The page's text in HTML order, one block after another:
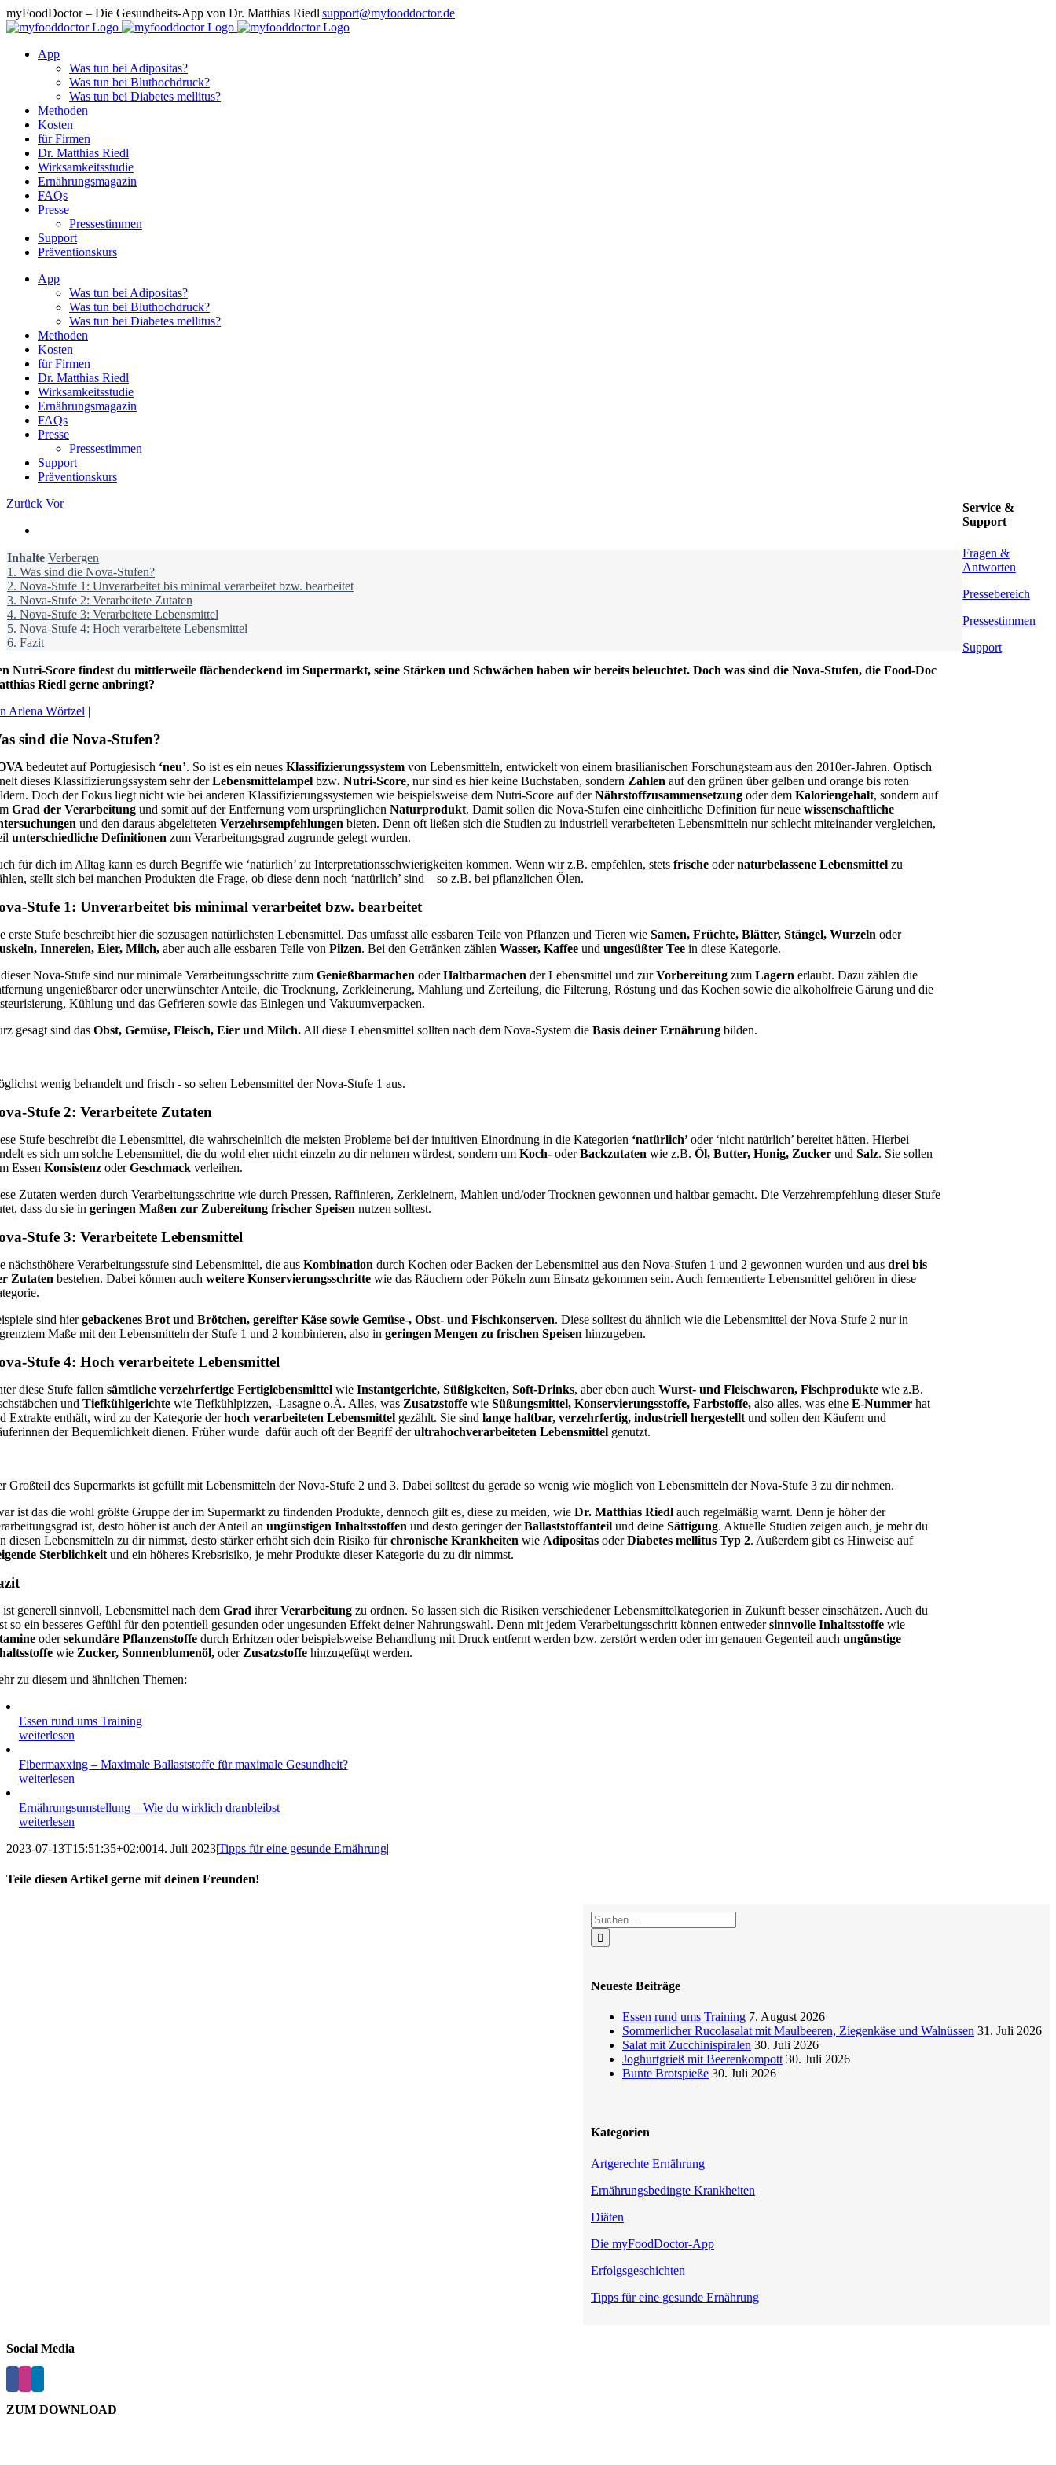
Zum
Inhalt
myFoodDoctor – Die Gesundheits-App von Dr. Matthias Riedl|support@myfooddoctor.de
E-
Facebook
Instagram
LinkedIn
App
Was tun bei Adipositas?
Was tun bei Bluthochdruck?
Was tun bei Diabetes mellitus?
Methoden
Kosten
für Firmen
Dr. Matthias Riedl
Wirksamkeitsstudie
Ernährungsmagazin
FAQs
Presse
Pressestimmen
Support
Präventionskurs
App
Was tun bei Adipositas?
Was tun bei Bluthochdruck?
Was tun bei Diabetes mellitus?
Methoden
Kosten
für Firmen
Dr. Matthias Riedl
Wirksamkeitsstudie
Ernährungsmagazin
FAQs
Presse
Pressestimmen
Support
Präventionskurs
Zurück Vor
Bild
Inhalte Verbergen
1. Was sind die Nova-Stufen?
2. Nova-Stufe 1: Unverarbeitet bis minimal verarbeitet bzw. bearbeitet
3. Nova-Stufe 2: Verarbeitete Zutaten
4. Nova-Stufe 3: Verarbeitete Lebensmittel
5. Nova-Stufe 4: Hoch verarbeitete Lebensmittel
6. Fazit
Nutri-Score findest du mittlerweile flächendeckend im Supermarkt, seine Stärken und Schwächen haben wir bereits beleuchtet. Doch was sind die Nova-Stufen, die Food-Doc
Riedl gerne anbringt?
Arlena Wörtzel |
sind die Nova-Stufen?
bedeutet auf Portugiesisch ‘neu’. So ist es ein neues Klassifizierungssystem von Lebensmitteln, entwickelt von einem brasilianischen Forschungsteam aus den 2010er-Jahren. Optisch
dieses Klassifizierungssystem sehr derLebensmittelampel bzw. Nutri-Score, nur sind es hier keine Buchstaben, sondern Zahlen auf den grünen über gelben und orange bis roten
Doch der Fokus liegt nicht wie bei anderen Klassifizierungssystemen wie beispielsweise dem Nutri-Score auf derNährstoffzusammensetzungoder dem Kaloriengehalt, sondern auf
Grad der Verarbeitung und somit auf der Entfernung vom ursprünglichen Naturprodukt. Damit sollen die Nova-Stufen eine einheitliche Definition für neue wissenschaftliche
und den daraus abgeleiteten Verzehrsempfehlungen bieten. Denn oft ließen sich die Studien zu industriell verarbeiteten Lebensmitteln nur schlecht miteinander vergleichen,
unterschiedliche Definitionen zum Verarbeitungsgrad zugrunde gelegt wurden.
für dich im Alltag kann es durch Begriffe wie ‘natürlich’ zu Interpretationsschwierigkeiten kommen. Wenn wir z.B. empfehlen, stets frische odernaturbelassene Lebensmittel zu
stellt sich bei manchen Produkten die Frage, ob diese denn noch ‘natürlich’ sind – so z.B. bei pflanzlichen Ölen.
Stufe 1: Unverarbeitet bis minimal verarbeitet bzw. bearbeitet
erste Stufe beschreibt hier die sozusagen natürlichsten Lebensmittel. Das umfasst alle essbaren Teile von Pflanzen und Tieren wie Samen, Früchte, Blätter, Stängel, Wurzeln oder
Innereien, Eier, Milch, aber auch alle essbaren Teile von Pilzen. Bei den Getränken zählen Wasser, Kaffee und ungesüßter Tee in diese Kategorie.
Nova-Stufe sind nur minimale Verarbeitungsschritte zum Genießbarmachen oderHaltbarmachen der Lebensmittel und zurVorbereitung zum Lagern erlaubt. Dazu zählen die
ungenießbarer oder unerwünschter Anteile, die Trocknung, Zerkleinerung, Mahlung und Zerteilung, die Filterung, Röstung und das Kochen sowie die alkoholfreie Gärung und die
Kühlung und das Gefrieren sowie das Einlegen und Vakuumverpacken.
gesagt sind das Obst, Gemüse, Fleisch, Eier und Milch.All diese Lebensmittel sollten nach dem Nova-System die Basis deiner Ernährung bilden.
wenig behandelt und frisch - so sehen Lebensmittel der Nova-Stufe 1 aus.
Stufe 2: Verarbeitete Zutaten
Stufe beschreibt die Lebensmittel, die wahrscheinlich die meisten Probleme bei der intuitiven Einordnung in die Kategorien ‘natürlich’oder ‘nicht natürlich’ bereitet hätten. Hierbei
es sich um solche Lebensmittel, die du wohl eher nicht einzeln zu dir nehmen würdest, sondern um Koch- oderBackzutaten wie z.B. Öl, Butter, Honig, Zucker und Salz. Sie sollen
Essen Konsistenz oderGeschmack verleihen.
Zutaten werden durch Verarbeitungsschritte wie durch Pressen, Raffinieren, Zerkleinern, Mahlen und/oder Trocknen gewonnen und haltbar gemacht. Die Verzehrempfehlung dieser Stufe
dass du sie in geringen Maßen zur Zubereitung frischer Speisen nutzen solltest.
Stufe 3: Verarbeitete Lebensmittel
nächsthöhere Verarbeitungsstufe sind Lebensmittel, die aus Kombination durch Kochen oder Backen der Lebensmittel aus den Nova-Stufen 1 und 2 gewonnen wurden und ausdrei bis
Zutaten bestehen. Dabei können auch weitere Konservierungsschritte wie das Räuchern oder Pökeln zum Einsatz gekommen sein. Auch fermentierte Lebensmittel gehören in diese
sind hiergebackenes Brot und Brötchen, gereifter Käse sowie Gemüse-, Obst- und Fischkonserven. Diese solltest du ähnlich wie die Lebensmittel der Nova-Stufe 2 nur in
Maße mit den Lebensmitteln der Stufe 1 und 2 kombinieren, also in geringen Mengen zu frischen Speisen hinzugeben.
Stufe 4: Hoch verarbeitete Lebensmittel
diese Stufe fallen sämtliche verzehrfertige Fertiglebensmittel wie Instantgerichte, Süßigkeiten, Soft-Drinks, aber eben auch Wurst- und Fleischwaren, Fischprodukte wie z.B.
und Tiefkühlgerichte wie Tiefkühlpizzen, -Lasagne o.Ä. Alles, was Zusatzstoffe wie Süßungsmittel, Konservierungsstoffe, Farbstoffe, also alles, was eine E-Nummer hat
Extrakte enthält, wird zu der Kategorie derhoch verarbeiteten Lebensmittel gezählt. Sie sind lange haltbar, verzehrfertig, industriell hergestellt und sollen den Käufern und
der Bequemlichkeit dienen. Früher wurde dafür auch oft der Begriff derultrahochverarbeiteten Lebensmittel genutzt.
Großteil des Supermarkts ist gefüllt mit Lebensmitteln der Nova-Stufe 2 und 3. Dabei solltest du gerade so wenig wie möglich von Lebensmitteln der Nova-Stufe 3 zu dir nehmen.
ist das die wohl größte Gruppe der im Supermarkt zu findenden Produkte, dennoch gilt es, diese zu meiden, wie Dr. Matthias Riedl auch regelmäßig warnt. Denn je höher der
ist, desto höher ist auch der Anteil an ungünstigen Inhaltsstoffen und desto geringer derBallaststoffanteil und deine Sättigung. Aktuelle Studien zeigen auch, je mehr du
diesen Lebensmitteln zu dir nimmst, desto stärker erhöht sich dein Risiko fürchronische Krankheiten wie Adipositas oderDiabetes mellitus Typ 2. Außerdem gibt es Hinweise auf
Sterblichkeit und ein höheres Krebsrisiko, je mehr Produkte dieser Kategorie du zu dir nimmst.
ist generell sinnvoll, Lebensmittel nach dem Grad ihrerVerarbeitung zu ordnen. So lassen sich die Risiken verschiedener Lebensmittelkategorien in Zukunft besser einschätzen. Auch du
so ein besseres Gefühl für den potentiell gesunden oder ungesunden Effekt deiner Nahrungswahl. Denn mit jedem Verarbeitungsschritt können entwedersinnvolle Inhaltsstoffe wie
odersekundäre Pflanzenstoffe durch Erhitzen oder beispielsweise Behandlung mit Druck entfernt werden bzw. zerstört werden oder im genauen Gegenteil auch ungünstige
wie Zucker, Sonnenblumenöl, oder Zusatzstoffe hinzugefügt werden.
zu diesem und ähnlichen Themen:
Essen rund ums Training
weiterlesen
Fibermaxxing – Maximale Ballaststoffe für maximale Gesundheit?
weiterlesen
Ernährungsumstellung – Wie du wirklich dranbleibst
weiterlesen
2023-07-13T15:51:35+02:0014. Juli 2023|Tipps für eine gesunde Ernährung|
Teile diesen Artikel gerne mit deinen Freunden!
Suche
nach:
Neueste Beiträge
Essen rund ums Training 7. August 2026
Sommerlicher Rucolasalat mit Maulbeeren, Ziegenkäse und Walnüssen 31. Juli 2026
Salat mit Zucchinispiralen 30. Juli 2026
Joghurtgrieß mit Beerenkompott 30. Juli 2026
Bunte Brotspieße 30. Juli 2026
Kategorien
Artgerechte Ernährung
Ernährungsbedingte Krankheiten
Diäten
Die myFoodDoctor-App
Erfolgsgeschichten
Tipps für eine gesunde Ernährung
Service &
Support
Fragen &
Antworten
Pressebereich
Pressestimmen
Support
Social Media
ZUM DOWNLOAD